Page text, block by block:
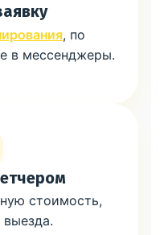
, по
в мессенджеры.
стоимость,